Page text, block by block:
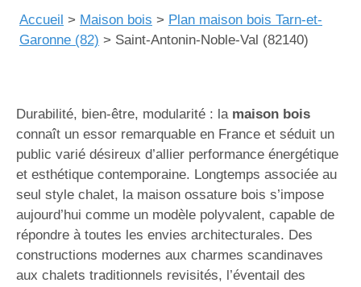
Accueil > Maison bois > Plan maison bois Tarn-et-
Garonne (82) > Saint-Antonin-Noble-Val (82140)
Durabilité, bien-être, modularité : la maison bois
connaît un essor remarquable en France et séduit un
public varié désireux d’allier performance énergétique
et esthétique contemporaine. Longtemps associée au
seul style chalet, la maison ossature bois s’impose
aujourd’hui comme un modèle polyvalent, capable de
répondre à toutes les envies architecturales. Des
constructions modernes aux charmes scandinaves
aux chalets traditionnels revisités, l’éventail des